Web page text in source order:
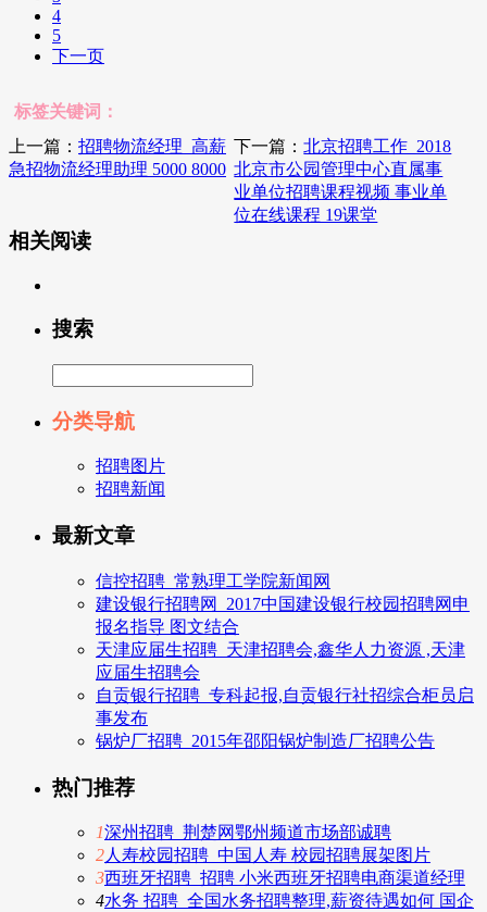
4
5
下一页
标签关键词：
上一篇： 招聘物流经理_高薪
急招物流经理助理 5000 8000
下一篇：北京招聘工作_2018
北京市公园管理中心直属事
业单位招聘课程视频 事业单
位在线课程 19课堂
相关阅读
搜索
分类导航
招聘图片
招聘新闻
最新文章
信控招聘_常熟理工学院新闻网
建设银行招聘网_2017中国建设银行校园招聘网申
报名指导 图文结合
天津应届生招聘_天津招聘会,鑫华人力资源 ,天津
应届生招聘会
自贡银行招聘_专科起报,自贡银行社招综合柜员启
事发布
锅炉厂招聘_2015年邵阳锅炉制造厂招聘公告
热门推荐
1深州招聘_荆楚网鄂州频道市场部诚聘
2人寿校园招聘_中国人寿 校园招聘展架图片
3西班牙招聘_招聘 小米西班牙招聘电商渠道经理
4水务 招聘_全国水务招聘整理,薪资待遇如何 国企